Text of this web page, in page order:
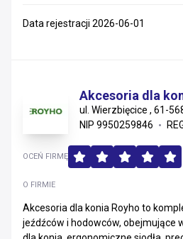
Data rejestracji 2026-06-01
Akcesoria dla
ul. Wierzbięcice , 61-
NIP 9950259846
O FIRMIE
Akcesoria dla konia Royho to
jeźdźców i hodowców, obejmujące
OCEŃ FIRMĘ